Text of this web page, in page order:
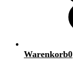
Warenkorb0